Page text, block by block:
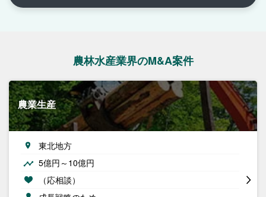
農林水産業界のM&A案件
農業生産
東北地方
5億円～10億円
（応相談）